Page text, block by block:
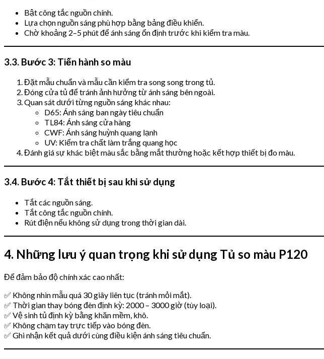
Bật công tắc nguồn chính.
Lựa chọn nguồn sáng phù hợp bằng bảng điều khiển.
Chờ khoảng 2–5 phút để ánh sáng ổn định trước khi kiểm tra màu.
3.3. Bước 3: Tiến hành so màu
Đặt mẫu chuẩn và mẫu cần kiểm tra song song trong tủ.
Đóng cửa tủ để tránh ảnh hưởng từ ánh sáng bên ngoài.
Quan sát dưới từng nguồn sáng khác nhau:
D65: Ánh sáng ban ngày tiêu chuẩn
TL84: Ánh sáng cửa hàng
CWF: Ánh sáng huỳnh quang lạnh
UV: Kiểm tra chất làm trắng quang học
Đánh giá sự khác biệt màu sắc bằng mắt thường hoặc kết hợp thiết bị đo màu.
3.4. Bước 4: Tắt thiết bị sau khi sử dụng
Tắt các nguồn sáng.
Tắt công tắc nguồn chính.
Rút điện nếu không sử dụng trong thời gian dài.
4. Những lưu ý quan trọng khi sử dụng Tủ so màu P120
Để đảm bảo độ chính xác cao nhất:
✅ Không nhìn mẫu quá 30 giây liên tục (tránh mỏi mắt).
✅ Thời gian thay bóng đèn định kỳ: 2000 – 3000 giờ (tùy loại).
✅ Vệ sinh tủ định kỳ bằng khăn mềm, khô.
✅ Không chạm tay trực tiếp vào bóng đèn.
✅ Ghi nhận kết quả dưới cùng điều kiện ánh sáng tiêu chuẩn.